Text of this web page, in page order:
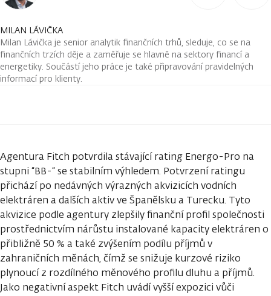
MILAN LÁVIČKA
Milan Lávička je senior analytik finančních trhů, sleduje, co se na
finančních trzích děje a zaměřuje se hlavně na sektory financí a
energetiky. Součástí jeho práce je také připravování pravidelných
informací pro klienty.
Agentura Fitch potvrdila stávající rating Energo-Pro na
stupni “BB-“ se stabilním výhledem. Potvrzení ratingu
přichází po nedávných výrazných akvizicích vodních
elektráren a dalších aktiv ve Španělsku a Turecku. Tyto
akvizice podle agentury zlepšily finanční profil společnosti
prostřednictvím nárůstu instalované kapacity elektráren o
přibližně 50 % a také zvýšením podílu příjmů v
zahraničních měnách, čímž se snižuje kurzové riziko
plynoucí z rozdílného měnového profilu dluhu a příjmů.
Jako negativní aspekt Fitch uvádí vyšší expozici vůči